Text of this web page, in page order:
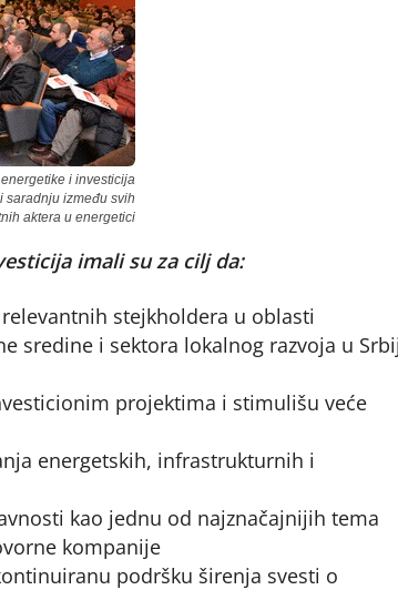
i investicija
saradnju između svih
aktera u energetici
imali su za cilj da:
stejkholdera u oblasti
sredine i sektora lokalnog razvoja u
projektima i stimulišu veće
energetskih, infrastrukturnih i
kao jednu od najznačajnijih tema
kompanije
podršku širenja svesti o